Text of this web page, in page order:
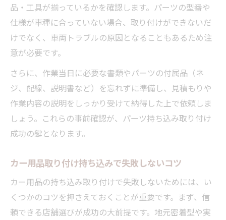
り
パーツ持ち込みで迅速対応を実現する準備
品・工具が揃っているかを確認します。パーツの型番や
仕様が車種に合っていない場合、取り付けができないだ
けでなく、車両トラブルの原因となることもあるため注
意が必要です。
さらに、作業当日に必要な書類やパーツの付属品（ネ
ジ、配線、説明書など）を忘れずに準備し、見積もりや
作業内容の説明をしっかり受けて納得した上で依頼しま
しょう。これらの事前確認が、パーツ持ち込み取り付け
成功の鍵となります。
カー用品取り付け持ち込みで失敗しないコツ
カー用品の持ち込み取り付けで失敗しないためには、い
くつかのコツを押さえておくことが重要です。まず、信
頼できる店舗選びが成功の大前提です。地元密着型や実